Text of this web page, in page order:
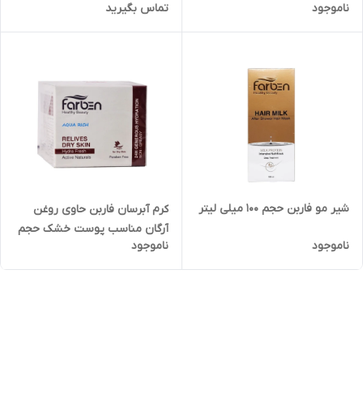
لیتر
ناموجود
تماس بگیرید
شیر مو فاربن حجم 100 میلی لیتر
ناموجود
کرم آبرسان فاربن حاوی روغن
آرگان مناسب پوست خشک حجم
50 میلی لیتر
ناموجود